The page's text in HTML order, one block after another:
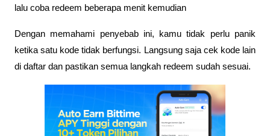
lalu coba redeem beberapa menit kemudian
Dengan memahami penyebab ini, kamu tidak perlu panik
ketika satu kode tidak berfungsi. Langsung saja cek kode lain
di daftar dan pastikan semua langkah redeem sudah sesuai.